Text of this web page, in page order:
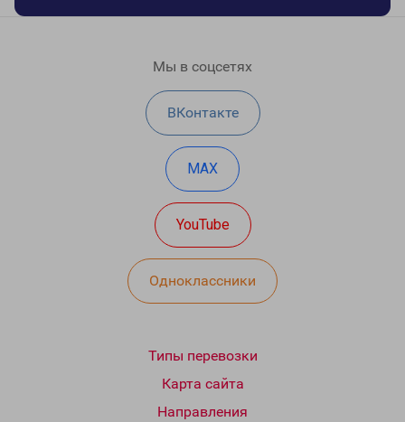
Мы в соцсетях
ВКонтакте
MAX
YouTube
Одноклассники
Типы перевозки
Карта сайта
Направления